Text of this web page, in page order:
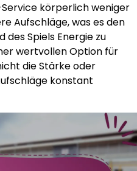
körperlich weniger
Aufschläge, was es den
Spiels Energie zu
wertvollen Option für
die Stärke oder
konstant